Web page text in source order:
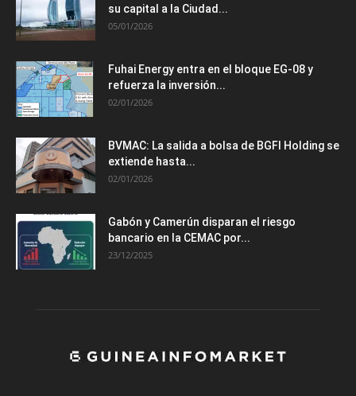
su capital a la Ciudad...
05/01/2026
Fuhai Energy entra en el bloque EG-08 y
refuerza la inversión...
02/01/2026
BVMAC: La salida a bolsa de BGFI Holding se
extiende hasta...
02/01/2026
Gabón y Camerún disparan el riesgo
bancario en la CEMAC por...
23/12/2025